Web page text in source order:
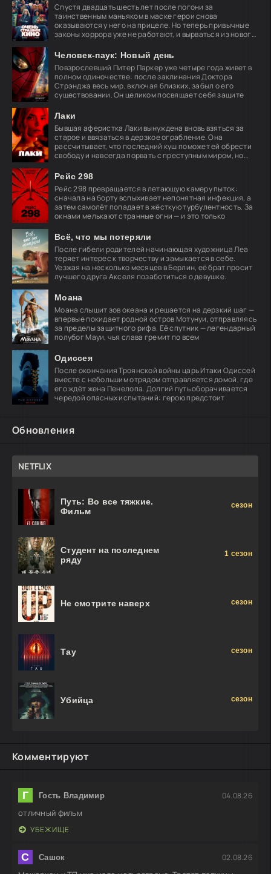
Спустя двадцать шесть лет после погони за
таинственным маньяком в маске герои снова
оказываются у него на прицеле. Но теперь привычные
законы хоррора уже не работают, и вырваться из нового
Человек-паук: Новый день
Повзрослевший Питер Паркер уже четыре года живет в
полном одиночестве: после заклинания Доктора
Стрэнджа весь мир, включая близких, забыл о его
существовании. Он целиком посвящает себя защите
Лаки
Бывшая аферистка Лаки вынуждена вновь взяться за
старое и ввязаться в дерзкое ограбление. Она
рассчитывает, что последний куш поможет ей обрести
свободу и навсегда порвать с преступным миром, но
Рейс 298
Рейс 298 превращается в летающую камеру пыток:
сначала на борту вспыхивает непонятная инфекция, а
затем самолёт попадает в жёсткую турбулентность. За
окнами мелькают странные огни — и это только
Всё, что мы потеряли
После гибели родителей начинающая художница Леа
теряет интерес к творчеству и замыкается в себе.
Уезжая на несколько месяцев в Берлин, её брат просит
лучшего друга Акселя позаботиться о девушке.
Моана
Моана слышит зов океана и решается на дерзкий шаг —
впервые покидает родной остров Мотунуи, отправляясь
за пределы защитного рифа. Её спутник — легендарный
полубог Мауи, чья слава гремит по всем
Одиссея
После окончания Троянской войны царь Итаки Одиссей
вместе с небольшим отрядом отправляется домой, где
его ждёт жена Пенелопа. Долгий путь оборачивается
чередой опасных испытаний: герою предстоит
Обновления
NETFLIX
Путь: Во все тяжкие.
Фильм
сезон
Студент на последнем
ряду
1 сезон
Не смотрите наверх сезон
Тау сезон
Убийца сезон
Комментируют
Г Гость Владимир 04.08.26
отличный фильм
УБЕЖИЩЕ
С Сашок 02.08.26